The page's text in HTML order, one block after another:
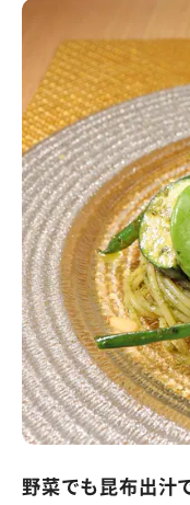
野菜でも昆布出汁